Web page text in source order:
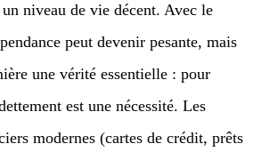
niveau de vie décent. Avec le
peut devenir pesante, mais
une vérité essentielle : pour
est une nécessité. Les
modernes (cartes de crédit, prêts